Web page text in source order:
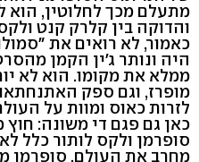
מתעלם מכך לחלוטין, הוא
והדוקה בין קלרק קנט
כאמור, לא רואים את
היה ונותר ג'ין הקמן
ממלא את מקומו. הוא לא
מופרז, וגם ספק
לזרות כאוס ומוות על
כאן גם פגם די משונה:
סופרמן ולקס לותור כלל
מחרב את העולם, סופרמן